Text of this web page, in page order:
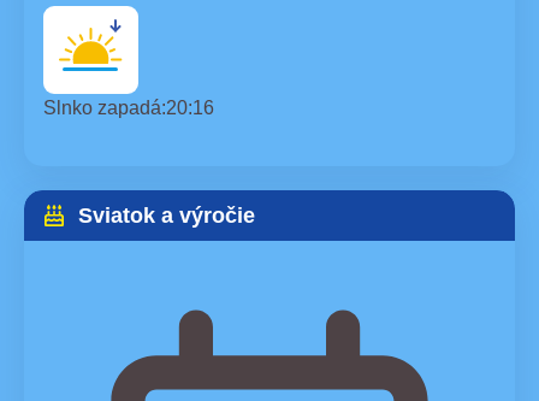
Slnko zapadá:20:16
Sviatok a výročie